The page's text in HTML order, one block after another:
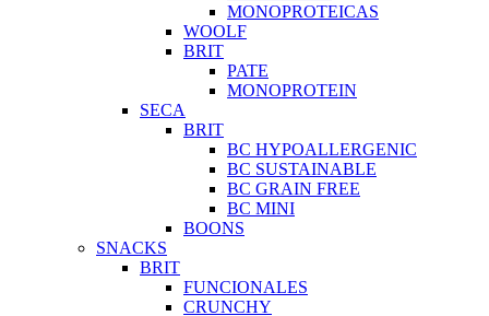
MONOPROTEICAS
WOOLF
BRIT
PATE
MONOPROTEIN
SECA
BRIT
BC HYPOALLERGENIC
BC SUSTAINABLE
BC GRAIN FREE
BC MINI
BOONS
SNACKS
BRIT
FUNCIONALES
CRUNCHY